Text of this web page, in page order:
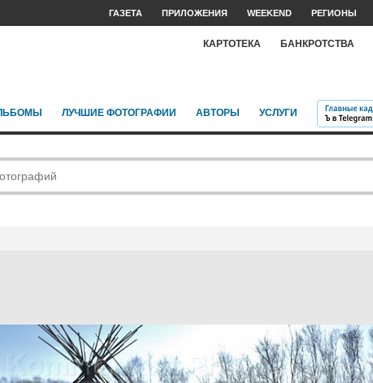
ГАЗЕТА ПРИЛОЖЕНИЯ WEEKEND РЕГИОНЫ
КАРТОТЕКА БАНКРОТСТВА
ЛУЧШИЕ ФОТОГРАФИИ АВТОРЫ УСЛУГИ